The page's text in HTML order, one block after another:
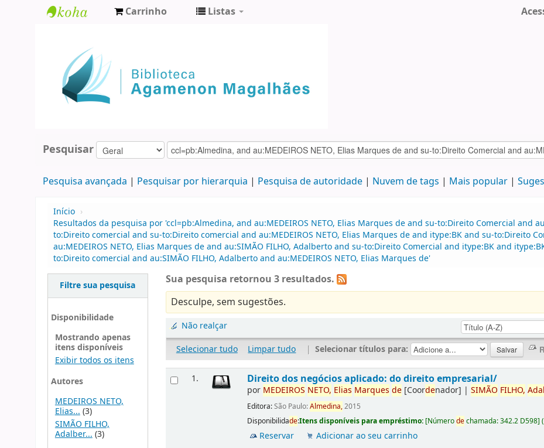
Agamenon
Magalhães
Carrinho Listas
Pesquisar
Pesquisa avançada Pesquisar por hierarquia Pesquisa de autoridade Nuvem de tags Mais popular
Início ›
Resultados da pesquisa por 'ccl=pb:Almedina, and au:MEDEIROS NETO, Elias Marques de and su-to:Direito Comercial and
to:Direito comercial and su-to:Direito comercial and au:MEDEIROS NETO, Elias Marques de and itype:BK and su-to:Direito
au:MEDEIROS NETO, Elias Marques de and au:SIMÃO FILHO, Adalberto and su-to:Direito Comercial and itype:BK and
to:Direito comercial and au:SIMÃO FILHO, Adalberto and au:MEDEIROS NETO, Elias Marques de'
Filtre sua pesquisa
Disponibilidade
Mostrando apenas
itens disponíveis
Exibir todos os itens
Autores
MEDEIROS NETO,
Elias...(3)
SIMÃO FILHO,
Adalber... (3)
Sua pesquisa retornou 3 resultados.
Desculpe, sem sugestões.
Não realçar
Selecionar tudo
Limpar tudo | Selecionar títulos para:
1. Direito dos negócios aplicado: do direito empresarial/
por MEDEIROS NETO, Elias Marques de [Coordenador] |SIMÃO FILHO,
Editora:São Paulo:Almedina,2015
Disponibilidade:Itens disponíveis para empréstimo: [Númerodechamada:342.2 D598]
Reservar Adicionar ao seu carrinho